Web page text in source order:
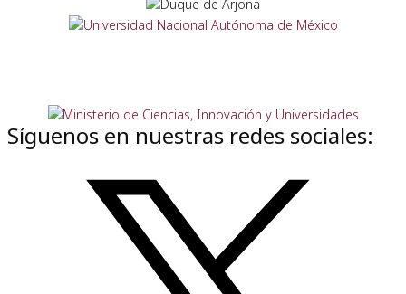
Síguenos en nuestras redes sociales: